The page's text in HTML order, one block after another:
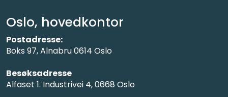
Oslo, hovedkontor
Postadresse:
Boks 97, Alnabru 0614 Oslo
Besøksadresse
Alfaset 1. Industrivei 4, 0668 Oslo